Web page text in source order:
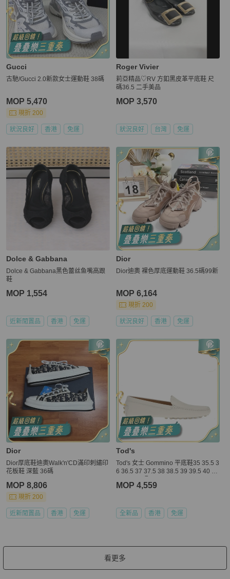
Gucci
古馳/Gucci 2.0新款女士運動鞋 38碼
MOP 5,470
現折 200
狀況良好 香港 免運
Roger Vivier
莉亞精品♡RV 方釦黑皮革平底鞋 尺
碼36.5 二手美品
MOP 3,570
狀況良好 台灣 免運
Dolce & Gabbana
Dolce & Gabbana黑色蕾丝鱼嘴高跟
鞋
MOP 1,554
近新閒置品 香港 免運
Dior
Dior迪奧 裸色厚底運動鞋 36.5碼99新
MOP 6,164
現折 200
狀況良好 香港 免運
Dior
Dior厚底鞋迪奧Walk'n'CD滿印刺繡印
花板鞋 深藍 36碼
MOP 8,806
現折 200
近新閒置品 香港 免運
Tod's
Tod's 女士 Gommino 平底鞋35 35.5 3
6 36.5 37 37.5 38 38.5 39 39.5 40 4
MOP 4,559
全新品 香港 免運
看更多